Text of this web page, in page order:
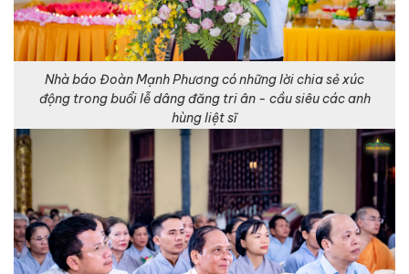
Nhà báo Đoàn Mạnh Phương có những lời chia sẻ xúc
động trong buổi lễ dâng đăng tri ân - cầu siêu các anh
hùng liệt sĩ